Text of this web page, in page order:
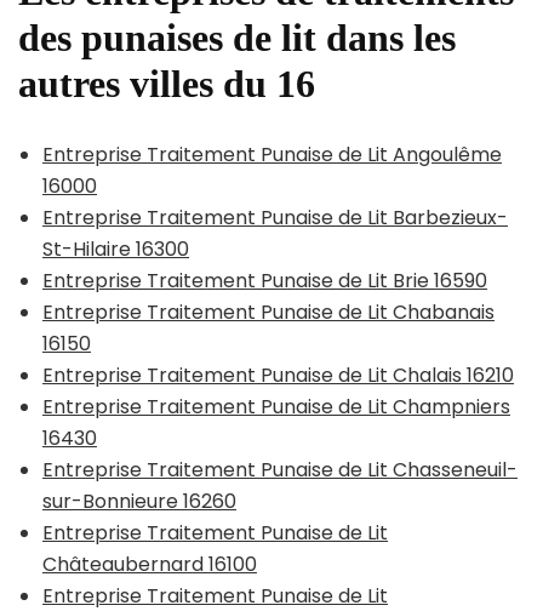
des punaises de lit dans les
autres villes du 16
Entreprise Traitement Punaise de Lit Angoulême
16000
Entreprise Traitement Punaise de Lit Barbezieux-
St-Hilaire 16300
Entreprise Traitement Punaise de Lit Brie 16590
Entreprise Traitement Punaise de Lit Chabanais
16150
Entreprise Traitement Punaise de Lit Chalais 16210
Entreprise Traitement Punaise de Lit Champniers
16430
Entreprise Traitement Punaise de Lit Chasseneuil-
sur-Bonnieure 16260
Entreprise Traitement Punaise de Lit
Châteaubernard 16100
Entreprise Traitement Punaise de Lit